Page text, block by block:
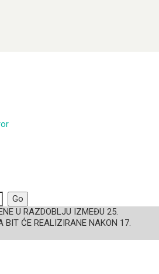
U RAZDOBLJU IZMEĐU 25.
BIT ĆE REALIZIRANE NAKON 17.